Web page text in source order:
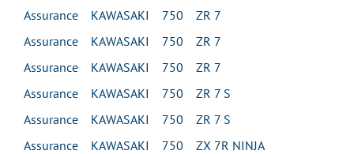
Assurance KAWASAKI 750 ZR 7
Assurance KAWASAKI 750 ZR 7
Assurance KAWASAKI 750 ZR 7
Assurance KAWASAKI 750 ZR 7 S
Assurance KAWASAKI 750 ZR 7 S
Assurance KAWASAKI 750 ZX 7R NINJA